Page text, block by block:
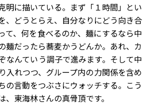
明に描いている。まず「１時間」とい
、どうとらえ、自分なりにどう向き合
て、何を食べるのか、麺にするなら中
麺だったら蕎麦かうどんか。あれ、カ
――なんていう調子で進みます。そして中
入れつつ、グループ内の力関係を含め
の言動をつぶさにウォッチする。こう
、東海林さんの真骨頂です。